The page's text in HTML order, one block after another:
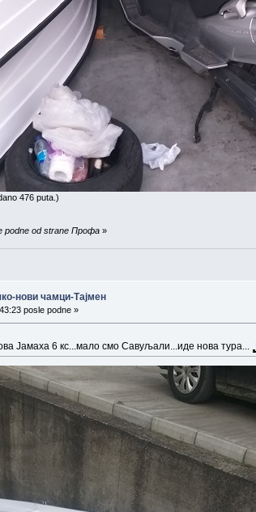
476 puta.)
podne od strane Профа»
нови чамци-Тајмен
posle podne »
Јамаха 6 кс...мало смо Савуљали...иде нова тура...